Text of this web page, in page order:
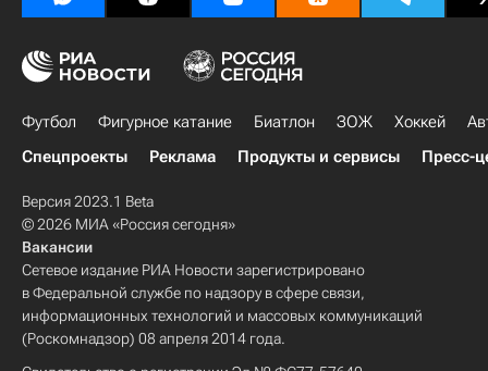
Футбол Фигурное катание Биатлон ЗОЖ Хоккей
Спецпроекты
Реклама Продукты и сервисы Пресс-
Версия 2023.1 Beta
© 2026 МИА «Россия сегодня»
Вакансии
Сетевое издание РИА Новости зарегистрировано
в Федеральной службе по надзору в сфере связи,
информационных технологий и массовых коммуникаций
(Роскомнадзор) 08 апреля 2014 года.